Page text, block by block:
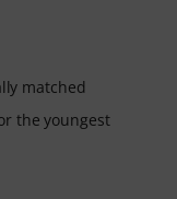
matched
the youngest